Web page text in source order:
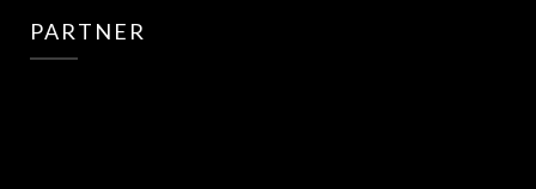
PARTNER